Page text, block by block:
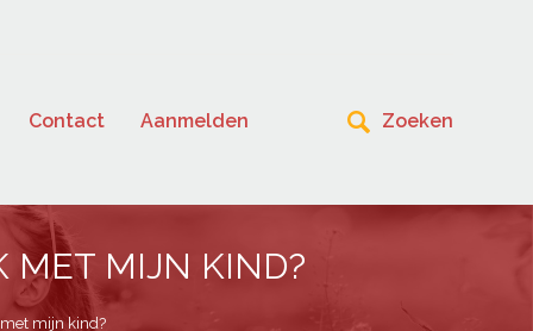
Contact Aanmelden
MET MIJN KIND?
mijn kind?